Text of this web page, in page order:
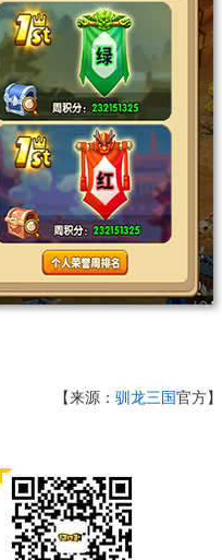
【来源： 驯龙三国官方】